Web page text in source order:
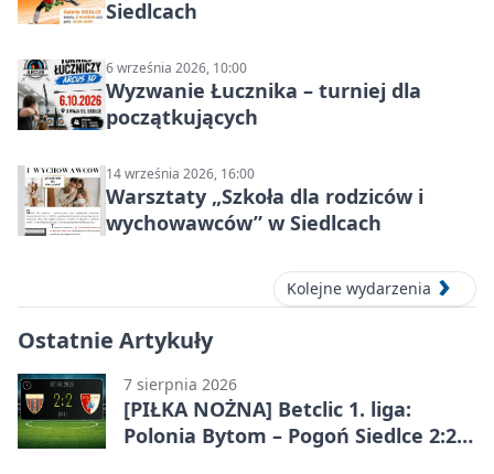
Siedlcach
6 września 2026, 10:00
Wyzwanie Łucznika – turniej dla
początkujących
14 września 2026, 16:00
Warsztaty „Szkoła dla rodziców i
wychowawców” w Siedlcach
Kolejne wydarzenia
Ostatnie Artykuły
7 sierpnia 2026
[PIŁKA NOŻNA] Betclic 1. liga:
Polonia Bytom – Pogoń Siedlce 2:2.